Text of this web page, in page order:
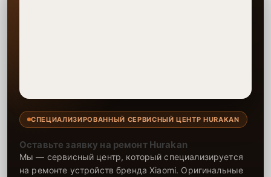
СПЕЦИАЛИЗИРОВАННЫЙ СЕРВИСНЫЙ ЦЕНТР HURAKAN
Оставьте заявку на ремонт Hurakan
Мы — сервисный центр, который специализируется
на ремонте устройств бренда Xiaomi. Оригинальные